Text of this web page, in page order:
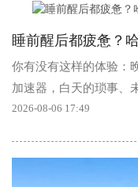
睡前醒后都疲惫？
你有没有这样的体验：
加速器，白天的琐事、
放，翻来覆去怎么也静
2026-08-06 17:49